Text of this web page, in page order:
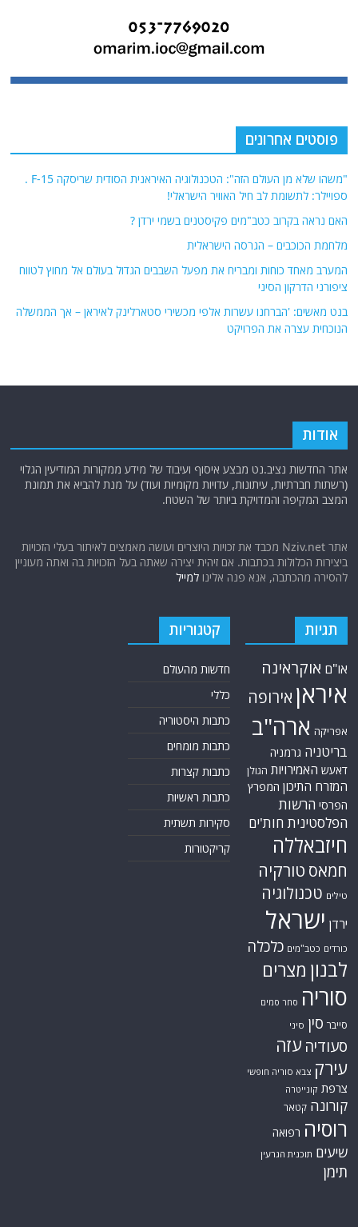
פוסטים אחרונים
"משהו שלא מן העולם הזה": הטכנולוגיה האיראנית הסודית שריסקה F-15 .
ספויילר: לתשומת לב חיל האוויר הישראלי!
האם נראה בקרוב כטב"מים פקיסטנים בשמי ירדן ?
מלחמת הכוכבים – הגרסה הישראלית
המערב מאחד כוחות ומבריח את מפעל השבבים הגדול בעולם אל מחוץ לטווח
ציפורני הדרקון הסיני
בנט מאשים: 'הברחנו עשרות אלפי מכשירי סטארלינק לאיראן – אך הממשלה
הנוכחית עצרה את הפרויקט
אודות
אתר החדשות נציב.נט מבצע איסוף ועיבוד של מידע ממקורות המודיעין הגלוי
(רשתות חברתיות, עיתונות, עדויות מקומיות ועוד) על מנת להביא את תמונת
המצב המקיפה והמדויקת ביותר של השטח.
אתר Nziv.net מכבד את זכויות היוצרים ועושה מאמצים לאיתור בעלי הזכויות
ביצירות הכלולות בכתבות. אם זיהית יצירה שאתה בעל הזכויות בה ואתה מעוניין
להסירה מהכתבה, אנא פנה אלינולמייל
תגיות
או"ם אוקראינה
איראן אירופה
אפריקה ארה"ב
בריטניה גרמניה
דאעש האמירויות הגולן
המזרח התיכון המפרץ
הפרסי הרשות
הפלסטינית חות'ים
חיזבאללה
חמאס טורקיה
טילים טכנולוגיה
ירדן ישראל
כורדים כטב"מים כלכלה
לבנון מצרים
סוריה סחר סמים
סייבר סין סיני
סעודיה עזה
עירק צבא סוריה חופשי
צרפת קונייטרה
קורונה קטאר
רוסיה רפואה
שיעים תוכנית הגרעין
תימן
קטגוריות
חדשות מהעולם
כללי
כתבות היסטוריה
כתבות מומחים
כתבות קצרות
כתבות ראשיות
סקירות תשתית
קריקטורות